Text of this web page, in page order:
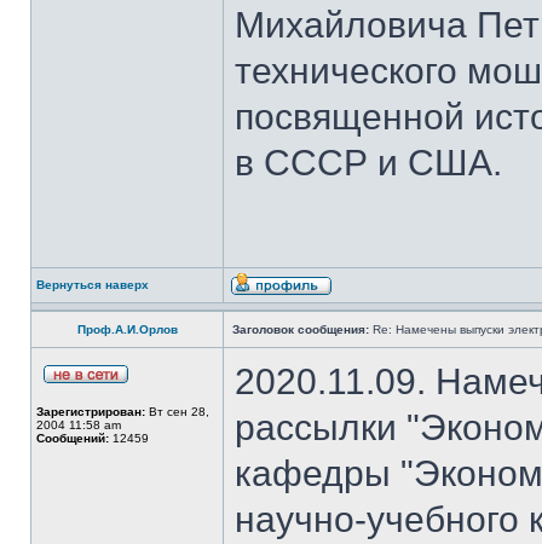
Михайловича
технического
посвященной
в СССР и США.
Вернуться наверх
Проф.А.И.Орлов Заголовок сообщения: Re: Намечены выпуски
Зарегистрирован: Вт сен 28,
2004 11:58 am
Сообщений: 12459
2020.11.09.
рассылки
кафедры
научно-